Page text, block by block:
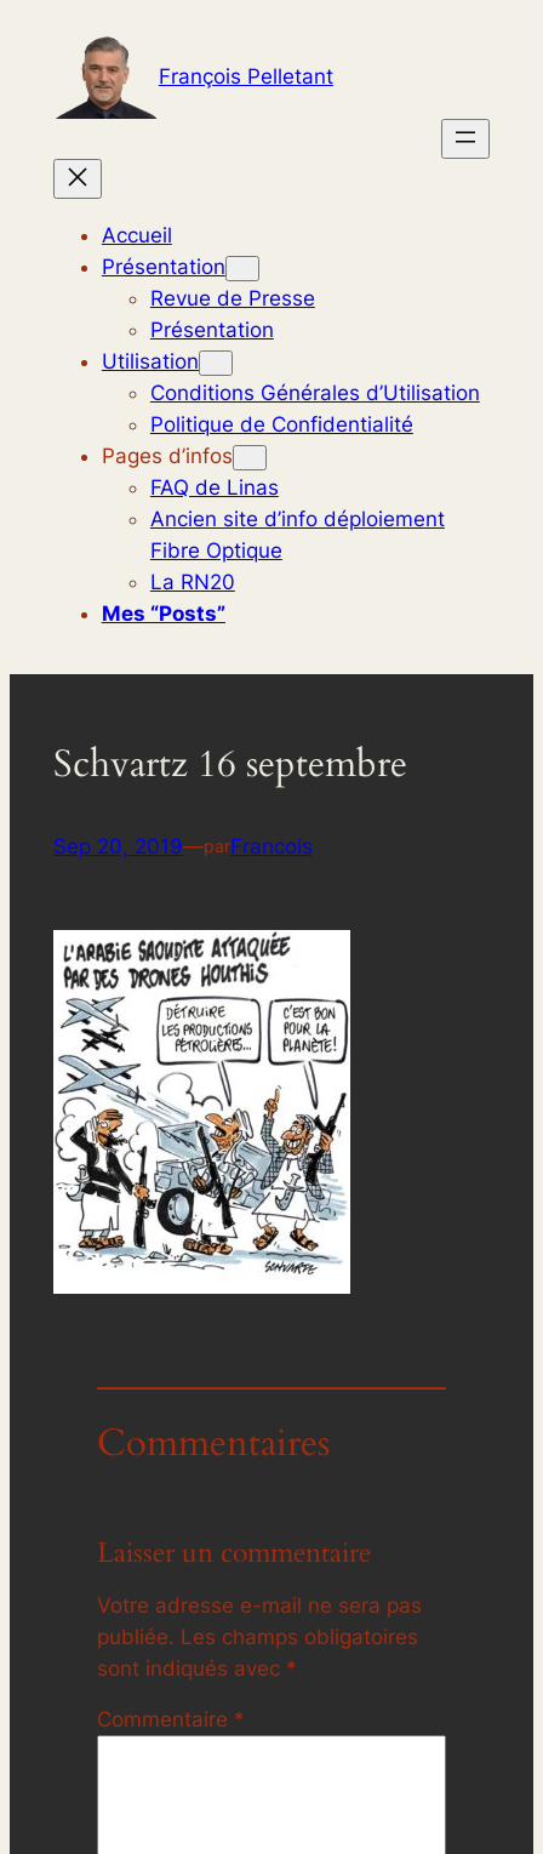
contenu
François Pelletant
Accueil
Présentation
Revue de Presse
Présentation
Utilisation
Conditions Générales d’Utilisation
Politique de Confidentialité
Pages d’infos
FAQ de Linas
Ancien site d’info déploiement
Fibre Optique
La RN20
Mes “posts”
Schvartz 16 septembre
Sep 20, 2019—parFrancois
Commentaires
Laisser un commentaire
Votre adresse e-mail ne sera pas
publiée. Les champs obligatoires
sont indiqués avec *
Commentaire *